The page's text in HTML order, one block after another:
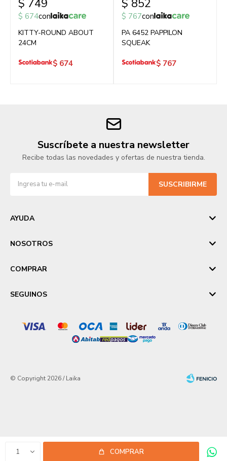
1 COMPRAR
$ 749
$ 674con
KITTY-ROUND ABOUT
24CM
$ 674
$ 852
$ 767con
PA 6452 PAPPILON
SQUEAK
$ 767
Suscríbete a nuestra newsletter
Recibe todas las novedades y ofertas de nuestra tienda.
SUSCRIBIRME
AYUDA
NOSOTROS
COMPRAR
SEGUINOS
© Copyright 2026 / Laika